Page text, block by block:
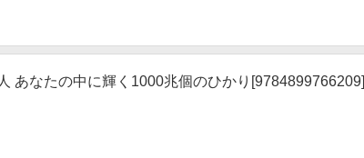
あなたの中に輝く1000兆個のひかり[9784899766209]